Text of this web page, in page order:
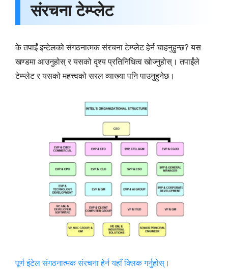
संरचना टेम्प्लेट
के तपाईं इन्टेलको संगठनात्मक संरचना टेम्प्लेट हेर्न चाहनुहुन्छ? यस
खण्डमा आउनुहोस् र यसको दृश्य प्रतिनिधित्व खोज्नुहोस्। तपाईंले
टेम्प्लेट र यसको महत्त्वको सरल व्याख्या पनि पाउनुहुनेछ।
पूर्ण इंटेल संगठनात्मक संरचना हेर्न यहाँ क्लिक गर्नुहोस्।